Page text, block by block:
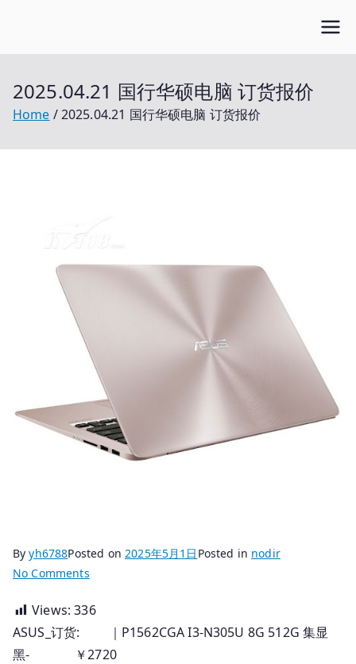
2025.04.21 国行华硕电脑 订货报价
Home 2025.04.21 国行华硕电脑 订货报价
Byyh6788Posted on2025年5月1日 Posted in nodir
No Commentson
国
华
Views: 336
ASUS_订货: ｜P1562CGA I3-N305U 8G 512G 集显
黑- ￥2720